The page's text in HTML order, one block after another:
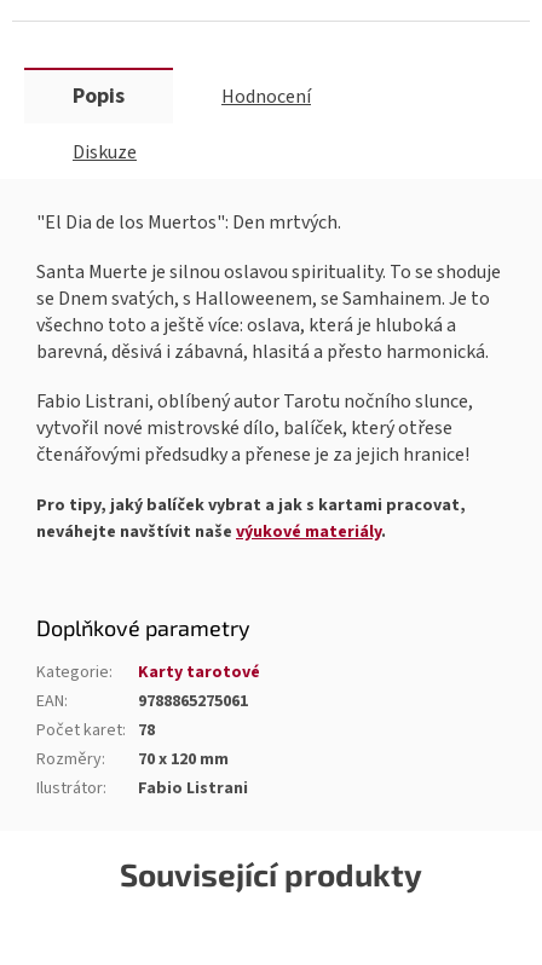
Související produkty
Popis Hodnocení
Diskuze
"El Dia de los Muertos": Den mrtvých.
Santa Muerte je silnou oslavou spirituality. To se shoduje
se Dnem svatých, s Halloweenem, se Samhainem. Je to
všechno toto a ještě více: oslava, která je hluboká a
barevná, děsivá i zábavná, hlasitá a přesto harmonická.
Fabio Listrani, oblíbený autor Tarotu nočního slunce,
vytvořil nové mistrovské dílo, balíček, který otřese
čtenářovými předsudky a přenese je za jejich hranice!
Pro tipy, jaký balíček vybrat a jak s kartami pracovat,
neváhejte navštívit naše výukové materiály.
Doplňkové parametry
Kategorie:
Karty tarotové
EAN:
9788865275061
Počet karet: 78
Rozměry:
70 x 120 mm
Ilustrátor: Fabio Listrani